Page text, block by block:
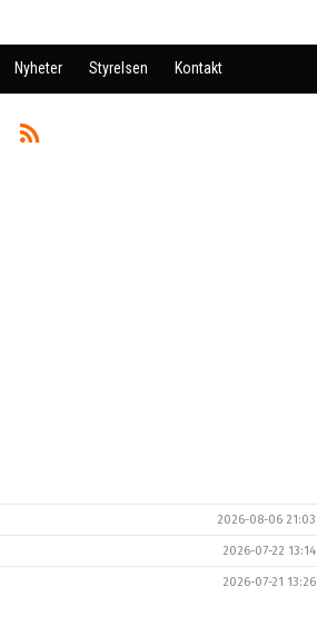
Nyheter Styrelsen Kontakt
2026-08-06 21:03
2026-07-22 13:14
2026-07-21 13:26